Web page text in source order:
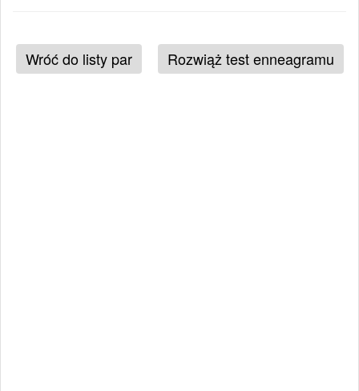
Wróć do listy par Rozwiąż test enneagramu